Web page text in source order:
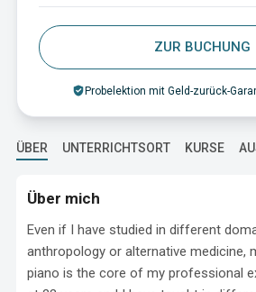
ZUR BUCHUNG
Probelektion mit Geld-zurück-
ÜBER UNTERRICHTSORT KURSE
Über mich
Even if I have studied in different
anthropology or alternative medicine,
piano is the core of my professional